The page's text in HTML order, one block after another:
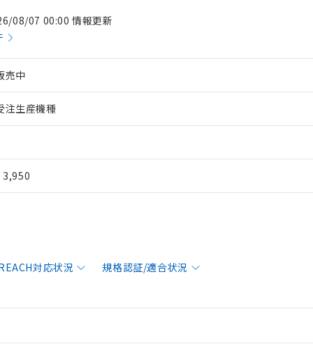
08/07 00:00 情報更新
売中
注生産機種
3,950
対応状況 規格認証/適合状況